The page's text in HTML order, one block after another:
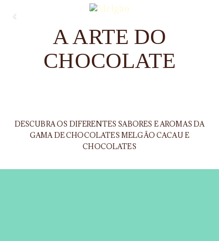
A ARTE DO
CHOCOLATE
DESCUBRA OS DIFERENTES SABORES E AROMAS DA
GAMA DE CHOCOLATES MELGÃO CACAU E
CHOCOLATES